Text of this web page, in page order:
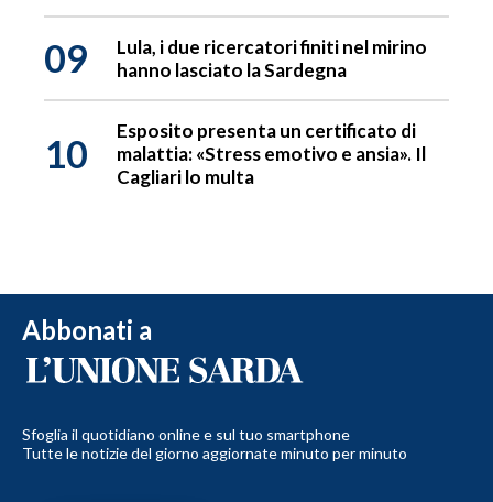
09
Lula, i due ricercatori finiti nel mirino
hanno lasciato la Sardegna
10
Esposito presenta un certificato di
malattia: «Stress emotivo e ansia». Il
Cagliari lo multa
Abbonati a
Sfoglia il quotidiano online e sul tuo smartphone
Tutte le notizie del giorno aggiornate minuto per minuto